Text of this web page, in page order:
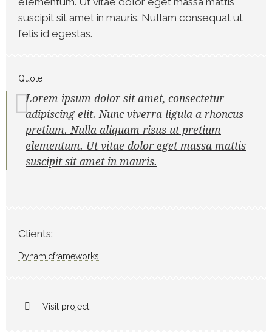
suscipit sit amet in mauris. Nullam consequat ut
felis id egestas.
Quote
Lorem ipsum dolor sit amet, consectetur
adipiscing elit. Nunc viverra ligula a rhoncus
pretium. Nulla aliquam risus ut pretium
elementum. Ut vitae dolor eget massa mattis
suscipit sit amet in mauris.
Clients:
Dynamicframeworks
Visit project